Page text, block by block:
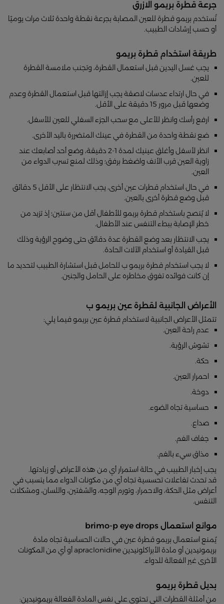
جرعة قطرة بريمو الازرق
تُستخدم بريمو قطرة للعين المصابة بجرعة نقطة واحدة ثلاث مرات يوميًا
أو حسب إرشادات الطبيب.
طريقة استخدام قطرة بريمو
يجب غسل اليدين قبل استعمال القطرة، وتجنب ملامسة القطرة
للعين.
في حال ارتداء عدسات لاصقة يجب إزالتها قبل استعمال القطرة وعدم
وضعها قبل مرور 15 دقيقة على الأقل.
ارفع رأسك وانظر للأعلى مع سحب الجزء السفلي للعين للأسفل.
ضع نقطة واحدة من القطرة في عينك المتضررة باليد الأخرى.
انظر لأسفل وأغلق عينيك لمدة 1-2 دقيقة، وضع أحد أصابعك عند
زاوية العين قرب الأنف واضغط برفق؛ وذلك لمنع تسرب الدواء من
العين.
في حال استخدام قطرات عين أخرى، يجب الانتظار على الأقل 5 دقائق
قبل وضع قطرة أخرى بالعين.
لا يُنصح باستخدام قطرة بريمو للأطفال أقل من سنتين؛ إذ تزيد من
خطر الإصابة ببطء التنفس عند الأطفال.
يجب الانتظار بعد وضع القطرة عدة دقائق حتى وضوح الرؤية وذلك
قبل القيادة أو استخدام الآلات الحادة.
لا يجب استخدام قطرة بريمو ب للحامل قبل استشارة الطبيب لتحديد ما
إن كانت فوائده تفوق مخاطره على الحامل والجنين.
الأعراض الجانبية لقطرة عين بريمو ب
تتمثل الأعراض الجانبية لاستخدام قطرة عين بريمو فيما يلي:
عدم راحة العين.
تشوش الرؤية.
حكة.
احمرار العين.
دوخة.
حساسية تجاه الضوء.
صداع.
جفاف الفم.
مذاق سيء بالفم.
يجب إخبار الطبيب في حالة استمرار أي من هذه الأعراض أو زيادتها.
قد تحدث تفاعلات تحسسية تجاه أي من مكونات الدواء مما يتسبب في
أعراض مثل الحكة، والاحمرار، وتورم الوجه، والشفتين، واللسان، ومشكلات
التنفس.
موانع استعمال brimo-p eye drops
يُمنع استعمال بريمو قطرة عين في حالات الحساسية تجاه مادة
بريمونيدين أو مادة الأبراكلونيدين apraclonidine أو أي من المكونات
الأخرى غير الفعالة للدواء.
بديل قطرة بريمو
من أمثلة القطرات التي تحتوي على نفس المادة الفعالة بريمونيدين: